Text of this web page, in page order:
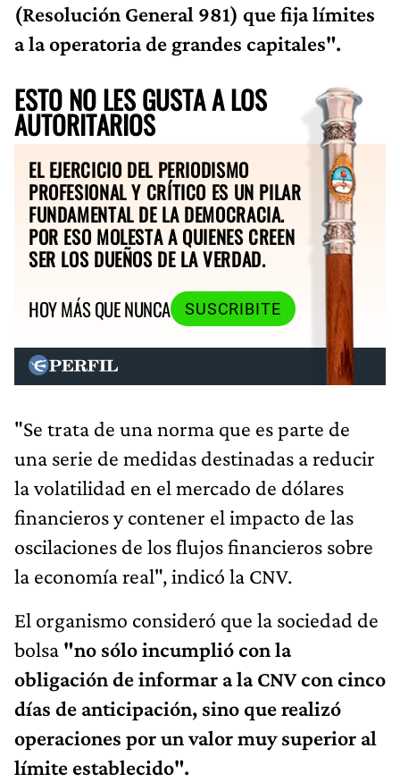
(Resolución General 981) que fija límites
a la operatoria de grandes capitales".
ESTO NO LES GUSTA A LOS
AUTORITARIOS
EL EJERCICIO DEL PERIODISMO
PROFESIONAL Y CRÍTICO ES UN PILAR
FUNDAMENTAL DE LA DEMOCRACIA.
POR ESO MOLESTA A QUIENES CREEN
SER LOS DUEÑOS DE LA VERDAD.
HOY MÁS QUE NUNCA
SUSCRIBITE
"Se trata de una norma que es parte de
una serie de medidas destinadas a reducir
la volatilidad en el mercado de dólares
financieros y contener el impacto de las
oscilaciones de los flujos financieros sobre
la economía real", indicó la CNV.
El organismo consideró que la sociedad de
bolsa "no sólo incumplió con la
obligación de informar a la CNV con cinco
días de anticipación, sino que realizó
operaciones por un valor muy superior al
límite establecido".